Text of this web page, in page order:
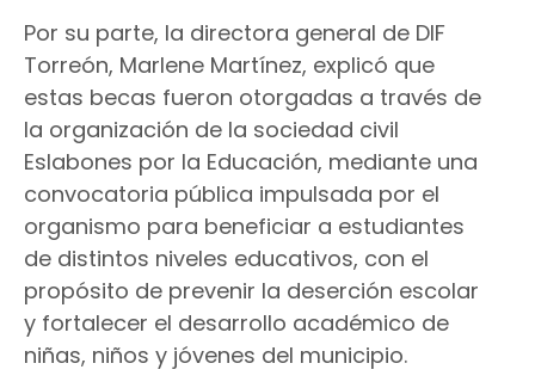
Por su parte, la directora general de DIF
Torreón, Marlene Martínez, explicó que
estas becas fueron otorgadas a través de
la organización de la sociedad civil
Eslabones por la Educación, mediante una
convocatoria pública impulsada por el
organismo para beneficiar a estudiantes
de distintos niveles educativos, con el
propósito de prevenir la deserción escolar
y fortalecer el desarrollo académico de
niñas, niños y jóvenes del municipio.